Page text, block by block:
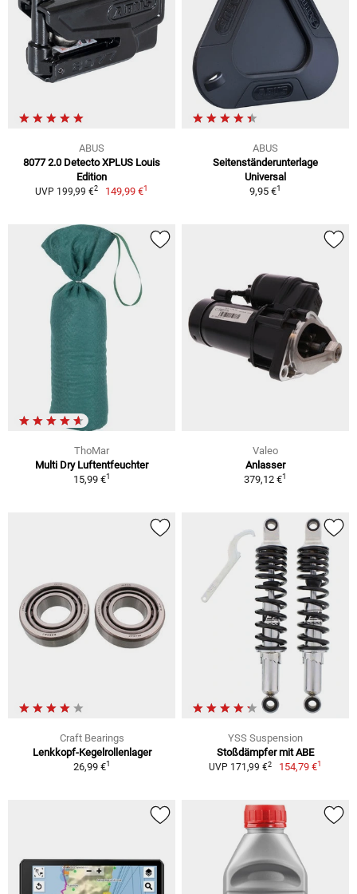
ABUS
8077 2.0 Detecto XPLUS Louis
Edition
UVP 199,99 €2 149,99 €1
ABUS
Seitenständerunterlage
Universal
9,95 €1
ThoMar
Multi Dry Luftentfeuchter
15,99 €1
Valeo
Anlasser
379,12 €1
Craft Bearings
Lenkkopf-Kegelrollenlager
26,99 €1
YSS Suspension
Stoßdämpfer mit ABE
UVP 171,99 €2 154,79 €1